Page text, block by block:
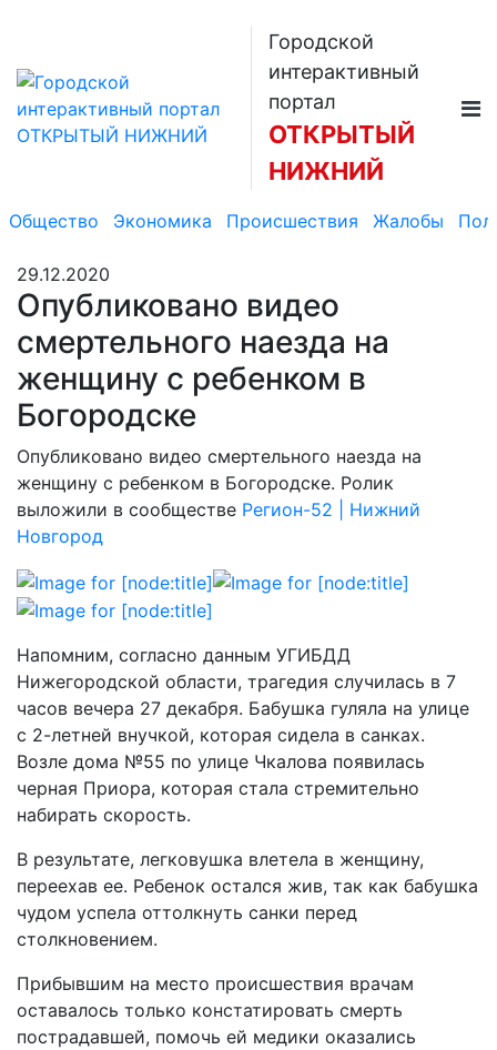
Городской
интерактивный
портал
ОТКРЫТЫЙ
НИЖНИЙ
Общество Экономика Происшествия Жалобы
29.12.2020
Опубликовано видео
смертельного наезда на
женщину с ребенком в
Богородске
Опубликовано видео смертельного наезда на
женщину с ребенком в Богородске. Ролик
выложили в сообществе Регион-52 | Нижний
Новгород
Напомним, согласно данным УГИБДД
Нижегородской области, трагедия случилась в 7
часов вечера 27 декабря. Бабушка гуляла на улице
с 2-летней внучкой, которая сидела в санках.
Возле дома №55 по улице Чкалова появилась
черная Приора, которая стала стремительно
набирать скорость.
В результате, легковушка влетела в женщину,
переехав ее. Ребенок остался жив, так как бабушка
чудом успела оттолкнуть санки перед
столкновением.
Прибывшим на место происшествия врачам
оставалось только констатировать смерть
пострадавшей, помочь ей медики оказались